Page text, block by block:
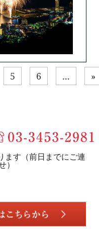
5 6 ... »
ます（前日までにご連
）